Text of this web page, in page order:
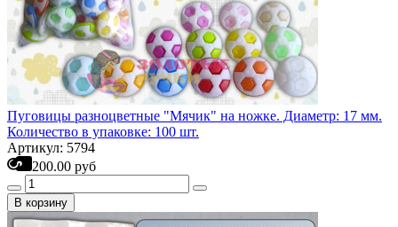
Пуговицы разноцветные "Мячик" на ножке. Диаметр: 17 мм.
Количество в упаковке: 100 шт.
Артикул: 5794
200.00 руб
В корзину